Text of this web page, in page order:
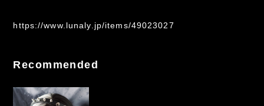
https://www.lunaly.jp/items/49023027
Recommended